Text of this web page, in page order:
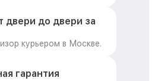
двери до двери за
курьером в Москве.
гарантия